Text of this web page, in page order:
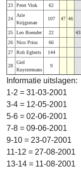
23 Peter Vink 62
24
Arie
Krijgsman
107 47 46
25 Leo Boender 22 43
26
Nico Prins 66
27
Rob Egberts 144
28
Giel
Kuystermans
9
Informatie uitslagen:
1-2 = 31-03-2001
3-4 = 12-05-2001
5-6 = 02-06-2001
7-8 = 09-06-2001
9-10 = 23-07-2001
11-12 = 27-08-2001
13-14 = 11-08-2001